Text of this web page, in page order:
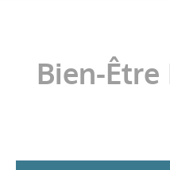
Bien-